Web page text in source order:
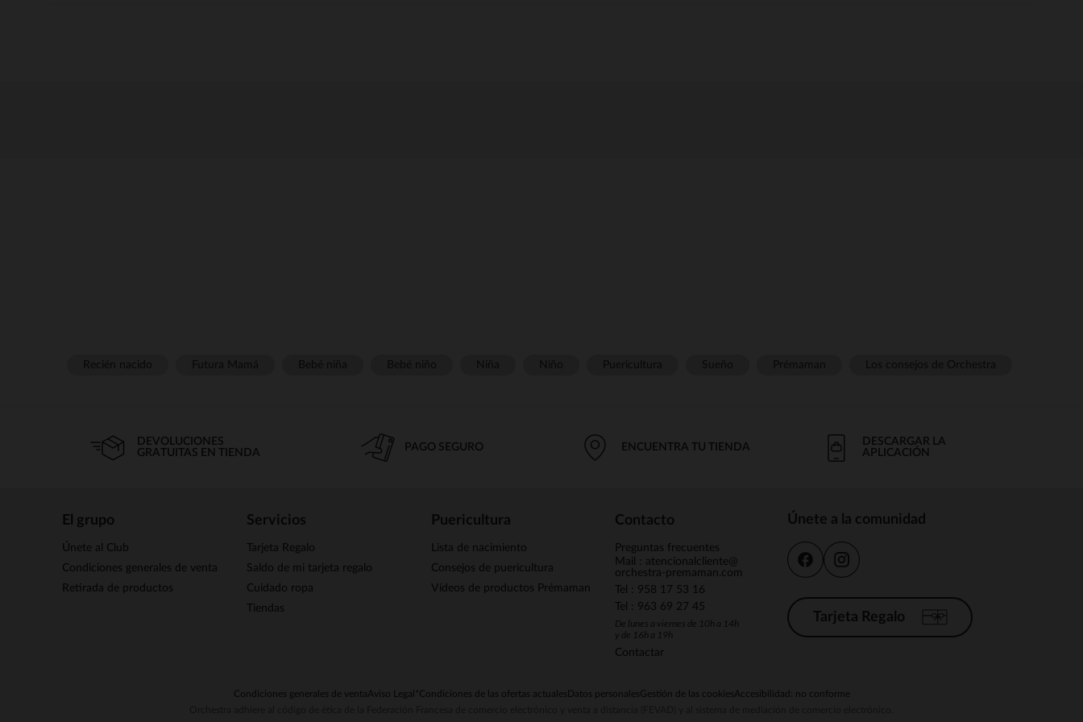
DEVOLUCIONES
GRATUITAS EN TIENDA
PAGO SEGURO ENCUENTRA TU TIENDA
DESCARGAR LA
APLICACIÓN
El grupo
Únete al Club
Condiciones generales de venta
Retirada de productos
Servicios
Tarjeta Regalo
Saldo de mi tarjeta regalo
Cuidado ropa
Tiendas
Puericultura
Lista de nacimiento
Consejos de puericultura
Vídeos de productos Prémaman
Contacto
Preguntas frecuentes
Mail : atencionalcliente@
orchestra-premaman.com
Tel : 958 17 53 16
Tel : 963 69 27 45
De lunes a viernes de 10h a 14h
y de 16h a 19h
Contactar
Únete a la comunidad
Tarjeta Regalo
Condiciones generales de ventaAviso Legal *Condiciones de las ofertas actuales Datos personalesGestión de las cookiesAccesibilidad: no conforme